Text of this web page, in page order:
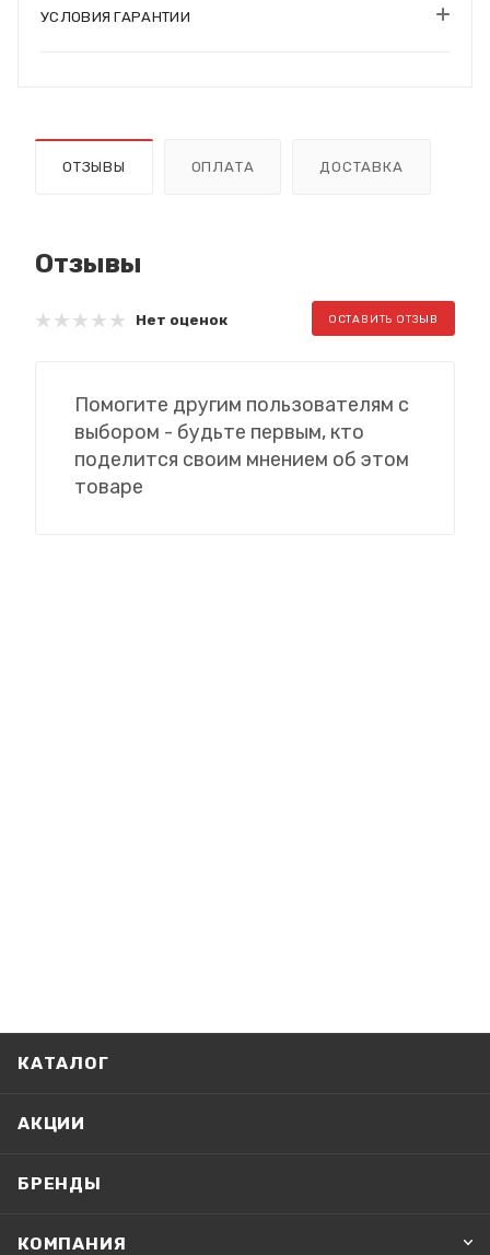
УСЛОВИЯ ГАРАНТИИ
ОТЗЫВЫ ОПЛАТА ДОСТАВКА
Отзывы
Нет оценок ОСТАВИТЬ ОТЗЫВ
Помогите другим пользователям с
выбором - будьте первым, кто
поделится своим мнением об этом
товаре
КАТАЛОГ
АКЦИИ
БРЕНДЫ
КОМПАНИЯ